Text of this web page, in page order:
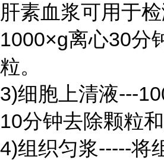
肝素血浆可用于检
1000×g离心30分
粒。
3)细胞上清液---
10分钟去除颗粒和
4)组织匀浆-----将